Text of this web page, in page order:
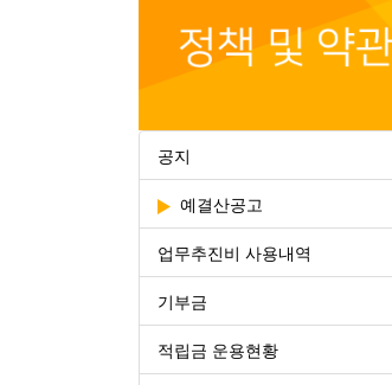
공지
예결산공고
업무추진비 사용내역
기부금
적립금 운용현황